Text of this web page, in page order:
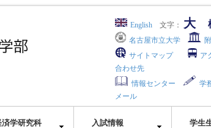
English文字： 大
名古屋市立大学
サイトマップ
ア
合わせ先
情報センター
学
メール
済学研究科 入試情報 学生